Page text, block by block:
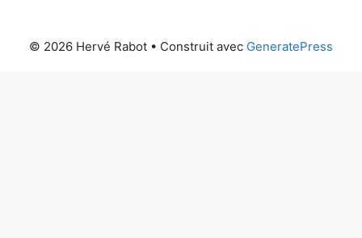
© 2026 Hervé Rabot • Construit avec GeneratePress